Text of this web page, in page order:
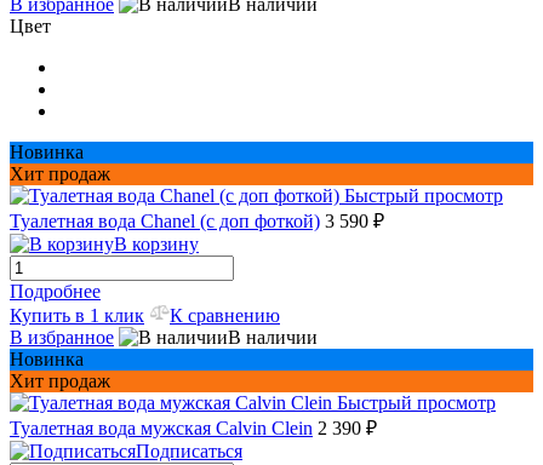
В избранное
В наличии
Цвет
Новинка
Хит продаж
Быстрый просмотр
Туалетная вода Chanel (с доп фоткой) 3 590 ₽
В корзину
Подробнее
Купить в 1 клик
К сравнению
В избранное
В наличии
Новинка
Хит продаж
Быстрый просмотр
Туалетная вода мужская Сalvin Сlein 2 390 ₽
Подписаться